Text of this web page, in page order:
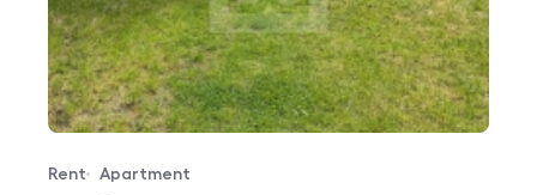
Offer type
Rent
Property type
Apartment